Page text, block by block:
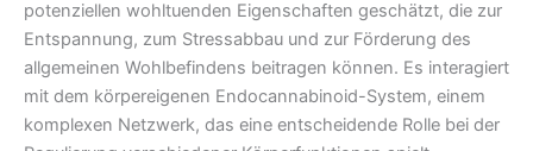
potenziellen wohltuenden Eigenschaften geschätzt, die zur
Entspannung, zum Stressabbau und zur Förderung des
allgemeinen Wohlbefindens beitragen können. Es interagiert
mit dem körpereigenen Endocannabinoid-System, einem
komplexen Netzwerk, das eine entscheidende Rolle bei der